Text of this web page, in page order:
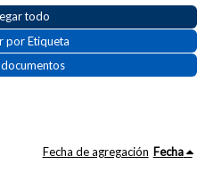
todo
por Etiqueta
Fecha de agregación Fecha